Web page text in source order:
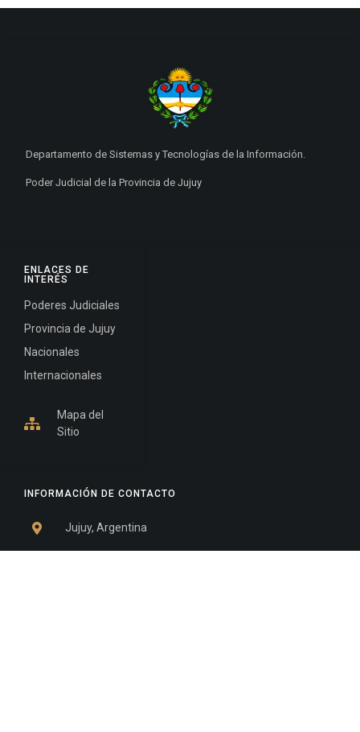
INFORMACIÓN DE CONTACTO
Jujuy, Argentina
ENLACES DE
INTERÉS
Poderes Judiciales
Provincia de Jujuy
Nacionales
Internacionales
Mapa del
Sitio
Departamento de Sistemas y Tecnologías de la Información.
Poder Judicial de la Provincia de Jujuy